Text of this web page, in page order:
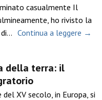
casualmente Il
ho rivisto la
Continua a leggere →
della terra: il
XV secolo, in Europa, si